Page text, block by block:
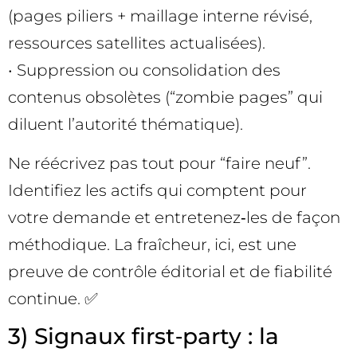
(pages piliers + maillage interne révisé,
ressources satellites actualisées).
• Suppression ou consolidation des
contenus obsolètes (“zombie pages” qui
diluent l’autorité thématique).
Ne réécrivez pas tout pour “faire neuf”.
Identifiez les actifs qui comptent pour
votre demande et entretenez‑les de façon
méthodique. La fraîcheur, ici, est une
preuve de contrôle éditorial et de fiabilité
continue. ✅
3) Signaux first‑party : la